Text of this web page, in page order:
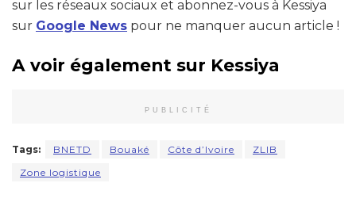
sur les réseaux sociaux et abonnez-vous à Kessiya
sur Google News pour ne manquer aucun article !
A voir également sur Kessiya
PUBLICITÉ
Tags: BNETD Bouaké Côte d’Ivoire
ZLIB
Zone logistique